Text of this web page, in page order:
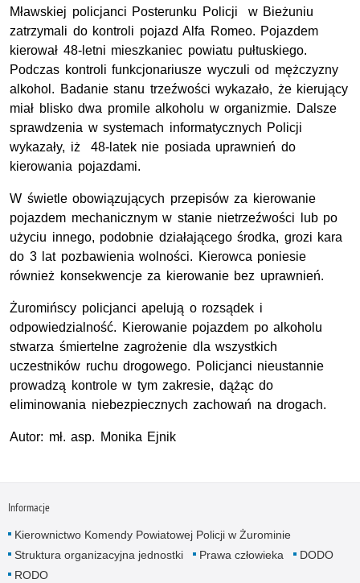
Mławskiej policjanci Posterunku Policji w Bieżuniu
zatrzymali do kontroli pojazd Alfa Romeo. Pojazdem
kierował 48-letni mieszkaniec powiatu pułtuskiego.
Podczas kontroli funkcjonariusze wyczuli od mężczyzny
alkohol. Badanie stanu trzeźwości wykazało, że kierujący
miał blisko dwa promile alkoholu w organizmie. Dalsze
sprawdzenia w systemach informatycznych Policji
wykazały, iż 48-latek nie posiada uprawnień do
kierowania pojazdami.
W świetle obowiązujących przepisów za kierowanie
pojazdem mechanicznym w stanie nietrzeźwości lub po
użyciu innego, podobnie działającego środka, grozi kara
do 3 lat pozbawienia wolności. Kierowca poniesie
również konsekwencje za kierowanie bez uprawnień.
Żuromińscy policjanci apelują o rozsądek i
odpowiedzialność. Kierowanie pojazdem po alkoholu
stwarza śmiertelne zagrożenie dla wszystkich
uczestników ruchu drogowego. Policjanci nieustannie
prowadzą kontrole w tym zakresie, dążąc do
eliminowania niebezpiecznych zachowań na drogach.
Autor: mł. asp. Monika Ejnik
Informacje
Kierownictwo Komendy Powiatowej Policji w Żurominie
Struktura organizacyjna jednostki
Prawa człowieka
DODO
RODO